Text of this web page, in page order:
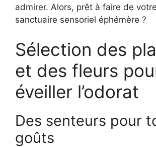
admirer. Alors, prêt à faire de
sanctuaire sensoriel éphémère ?
Sélection des
et des fleurs
éveiller l’odorat
Des senteurs pour
goûts